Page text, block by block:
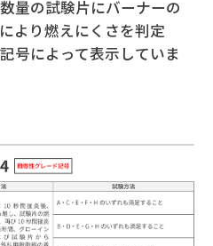
量の試験片にバーナーの
より燃えにくさを判定
号によって表示していま